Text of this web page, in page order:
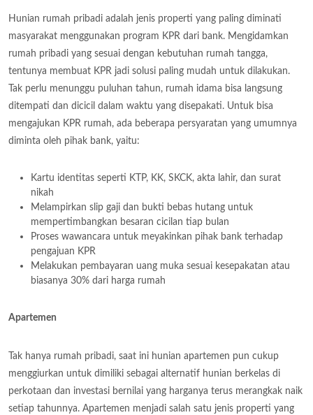
Hunian rumah pribadi adalah jenis properti yang paling diminati
masyarakat menggunakan program KPR dari bank. Mengidamkan
rumah pribadi yang sesuai dengan kebutuhan rumah tangga,
tentunya membuat KPR jadi solusi paling mudah untuk dilakukan.
Tak perlu menunggu puluhan tahun, rumah idama bisa langsung
ditempati dan dicicil dalam waktu yang disepakati. Untuk bisa
mengajukan KPR rumah, ada beberapa persyaratan yang umumnya
diminta oleh pihak bank, yaitu:
Kartu identitas seperti KTP, KK, SKCK, akta lahir, dan surat
nikah
Melampirkan slip gaji dan bukti bebas hutang untuk
mempertimbangkan besaran cicilan tiap bulan
Proses wawancara untuk meyakinkan pihak bank terhadap
pengajuan KPR
Melakukan pembayaran uang muka sesuai kesepakatan atau
biasanya 30% dari harga rumah
Apartemen
Tak hanya rumah pribadi, saat ini hunian apartemen pun cukup
menggiurkan untuk dimiliki sebagai alternatif hunian berkelas di
perkotaan dan investasi bernilai yang harganya terus merangkak naik
setiap tahunnya. Apartemen menjadi salah satu jenis properti yang